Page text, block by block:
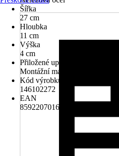
Šířka
27 cm
Hloubka
11 cm
Výška
4 cm
Přiložené upevnění
Montážní materiál k vrtání
Kód výrobku
146102272
EAN
8592207016042